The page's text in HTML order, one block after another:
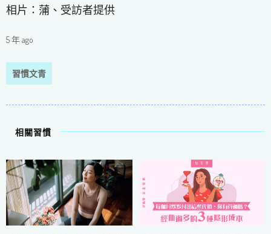
相片：蒲、受訪者提供
5 年 ago
習慣文青
相關習慣